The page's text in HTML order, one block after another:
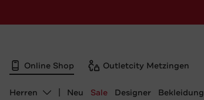
Online Shop Outletcity Metzingen
Abteilung ändern, ausgewählt:
Herren Neu Sale Designer Bekleidung